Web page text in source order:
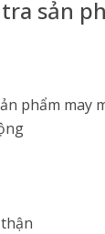
sản
phẩm may